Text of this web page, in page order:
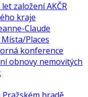
založení AKČR
kraje
Claude
Places
konference
obnovy nemovitých